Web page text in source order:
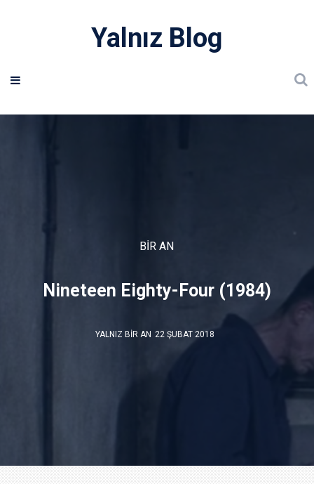
Yalnız Blog
BIR AN
Nineteen Eighty-Four (1984)
YALNIZ BIR AN 22 ŞUBAT 2018